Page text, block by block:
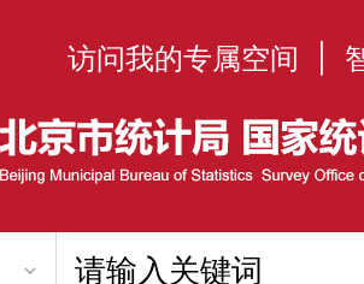
访问我的专属空间